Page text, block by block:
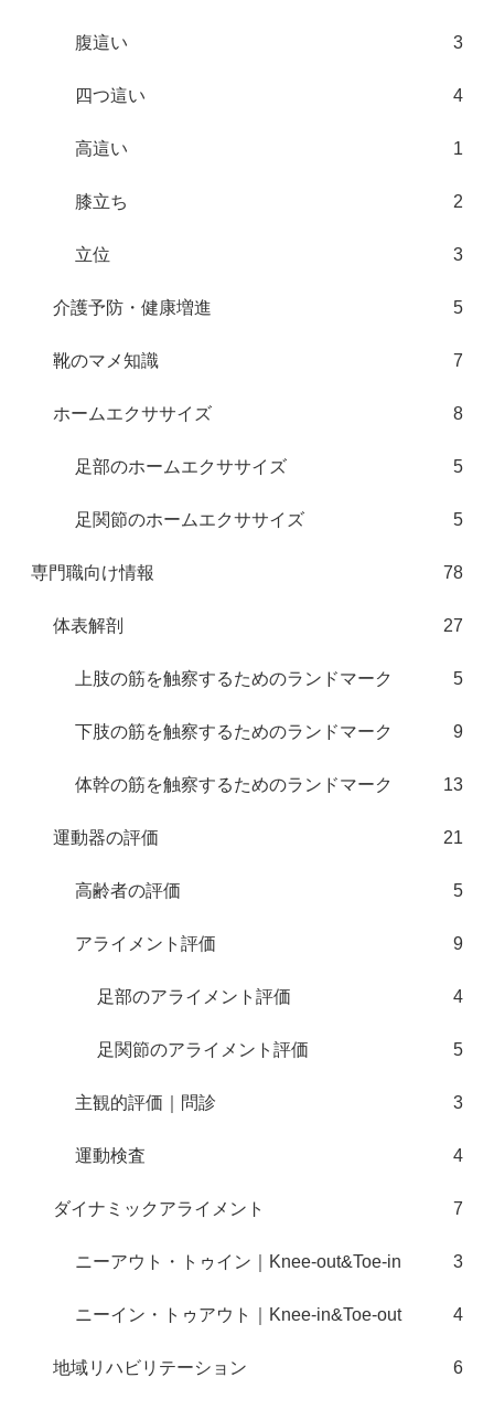
腹這い 3
四つ這い 4
高這い 1
膝立ち 2
立位 3
介護予防・健康増進 5
靴のマメ知識 7
ホームエクササイズ 8
足部のホームエクササイズ 5
足関節のホームエクササイズ 5
専門職向け情報 78
体表解剖 27
上肢の筋を触察するためのランドマーク 5
下肢の筋を触察するためのランドマーク 9
体幹の筋を触察するためのランドマーク 13
運動器の評価 21
高齢者の評価 5
アライメント評価 9
足部のアライメント評価 4
足関節のアライメント評価 5
主観的評価｜問診 3
運動検査 4
ダイナミックアライメント 7
ニーアウト・トゥイン｜Knee-out&Toe-in 3
ニーイン・トゥアウト｜Knee-in&Toe-out 4
地域リハビリテーション 6